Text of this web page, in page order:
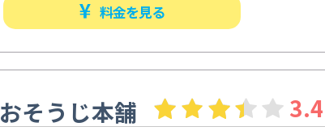
料金を見る
おそうじ本舗 3.4